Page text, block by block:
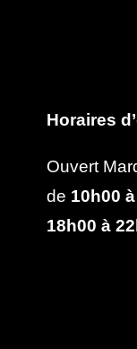
Horaires
Ouvert
de 10h00
18h00 à